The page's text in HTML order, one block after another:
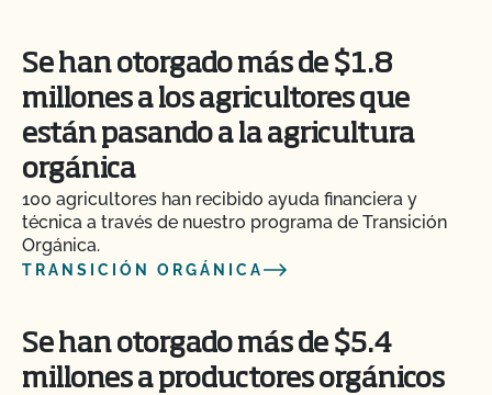
Se han otorgado más de $1.8
millones a los agricultores que
están pasando a la agricultura
orgánica
100 agricultores han recibido ayuda financiera y
técnica a través de nuestro programa de Transición
Orgánica.
TRANSICIÓN ORGÁNICA
Se han otorgado más de $5.4
millones a productores orgánicos